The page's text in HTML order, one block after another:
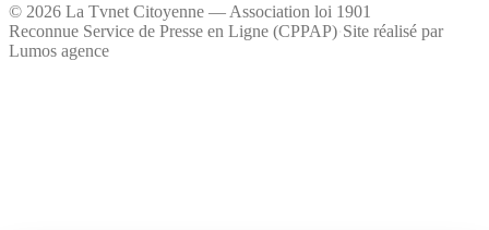
© 2026 La Tvnet Citoyenne — Association loi 1901
Reconnue Service de Presse en Ligne (CPPAP)·Site réalisé par
Lumos agence